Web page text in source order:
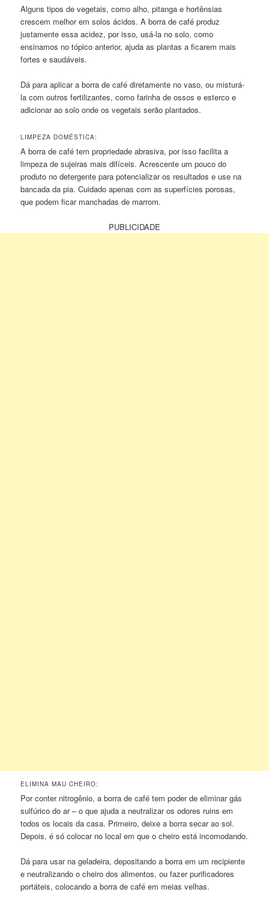
Alguns tipos de vegetais, como alho, pitanga e hortênsias
crescem melhor em solos ácidos. A borra de café produz
justamente essa acidez, por isso, usá-la no solo, como
ensinamos no tópico anterior, ajuda as plantas a ficarem mais
fortes e saudáveis.
Dá para aplicar a borra de café diretamente no vaso, ou misturá-
la com outros fertilizantes, como farinha de ossos e esterco e
adicionar ao solo onde os vegetais serão plantados.
LIMPEZA DOMÉSTICA:
A borra de café tem propriedade abrasiva, por isso facilita a
limpeza de sujeiras mais difíceis. Acrescente um pouco do
produto no detergente para potencializar os resultados e use na
bancada da pia. Cuidado apenas com as superfícies porosas,
que podem ficar manchadas de marrom.
PUBLICIDADE
ELIMINA MAU CHEIRO:
Por conter nitrogênio, a borra de café tem poder de eliminar gás
sulfúrico do ar – o que ajuda a neutralizar os odores ruins em
todos os locais da casa. Primeiro, deixe a borra secar ao sol.
Depois, é só colocar no local em que o cheiro está incomodando.
Dá para usar na geladeira, depositando a borra em um recipiente
e neutralizando o cheiro dos alimentos, ou fazer purificadores
portáteis, colocando a borra de café em meias velhas.